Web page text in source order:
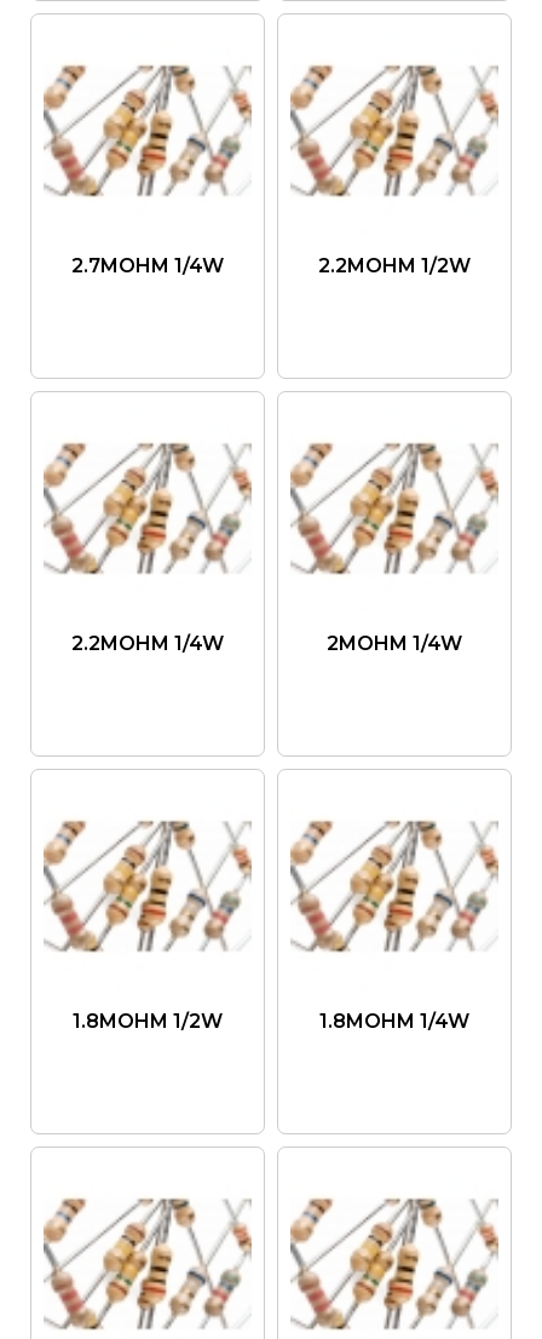
2.7MOHM 1/4W 2.2MOHM 1/2W
2.2MOHM 1/4W 2MOHM 1/4W
1.8MOHM 1/2W 1.8MOHM 1/4W